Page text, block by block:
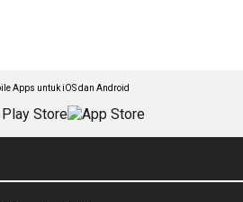
Apps untuk iOS dan Android